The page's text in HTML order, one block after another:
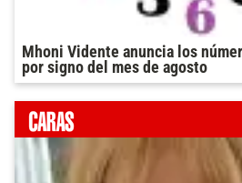
Mhoni Vidente anuncia los
por signo del mes de agosto